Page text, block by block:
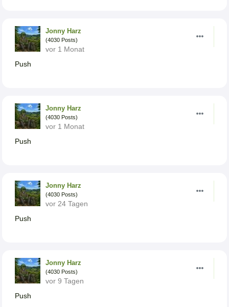
Jonny Harz
(4030 Posts)
vor 1 Monat
Push
Jonny Harz
(4030 Posts)
vor 1 Monat
Push
Jonny Harz
(4030 Posts)
vor 24 Tagen
Push
Jonny Harz
(4030 Posts)
vor 9 Tagen
Push